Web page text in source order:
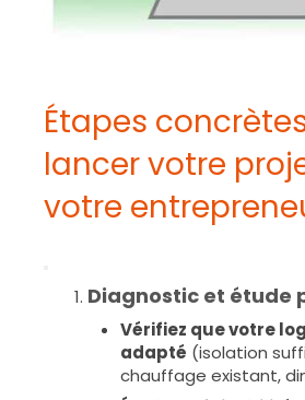
Étapes
lancer votre
votre
Diagnostic et étude
Vérifiez que votre
adapté (isolation
chauffage existant,